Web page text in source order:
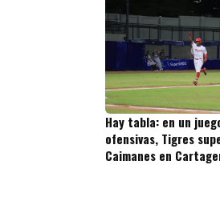
Hay tabla: en un
ofensivas, Tigres
Caimanes en